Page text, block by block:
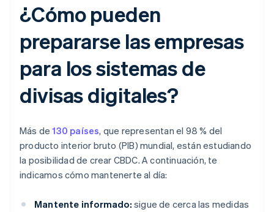
¿Cómo pueden
prepararse las empresas
para los sistemas de
divisas digitales?
Más de130 países, que representan el 98 % del
producto interior bruto (PIB) mundial, están estudiando
la posibilidad de crear CBDC. A continuación, te
indicamos cómo mantenerte al día:
Mantente informado: sigue de cerca las medidas